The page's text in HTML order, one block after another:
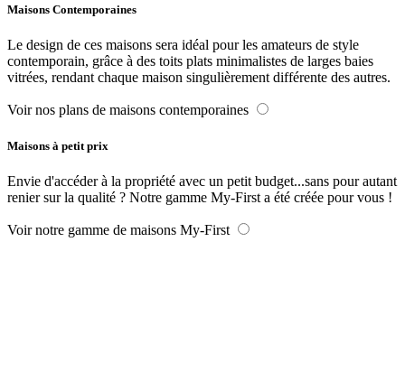
Maisons Contemporaines
Le design de ces maisons sera idéal pour les amateurs de style
contemporain, grâce à des toits plats minimalistes de larges baies
vitrées, rendant chaque maison singulièrement différente des autres.
Voir nos plans de maisons contemporaines
Maisons à petit prix
Envie d'accéder à la propriété avec un petit budget...sans pour autant
renier sur la qualité ? Notre gamme My-First a été créée pour vous !
Voir notre gamme de maisons My-First